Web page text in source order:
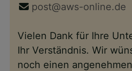
post@aws-online.de
Vielen Dank für Ihre
Ihr Verständnis. Wir
noch einen